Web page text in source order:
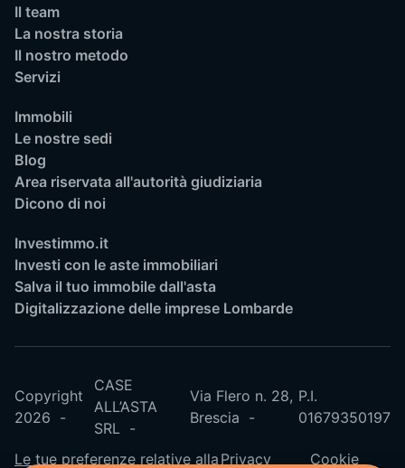
Il team
La nostra storia
Il nostro metodo
Servizi
Immobili
Le nostre sedi
Blog
Area riservata all'autorità giudiziaria
Dicono di noi
Investimmo.it
Investi con le aste immobiliari
Salva il tuo immobile dall'asta
Digitalizzazione delle imprese Lombarde
Copyright
2026
CASE
ALL’ASTA
SRL
Via Flero n. 28,
Brescia
P.I.
01679350197
Le tue preferenze relative alla Privacy Cookie